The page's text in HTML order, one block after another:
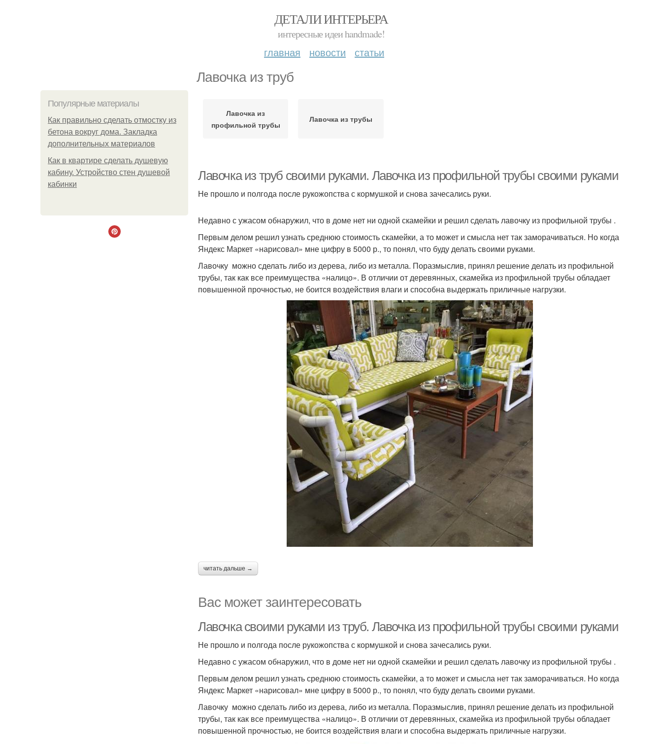
ДЕТАЛИ ИНТЕРЬЕРА
интересные идеи handmade!
главная новости статьи
Лавочка из труб
Популярные материалы
Как правильно сделать отмостку из
бетона вокруг дома. Закладка
дополнительных материалов
Как в квартире сделать душевую
кабину. Устройство стен душевой
кабинки
Лавочка из
профильной трубы
Лавочка из трубы
Лавочка из труб своими руками. Лавочка из профильной трубы своими руками
Не прошло и полгода после рукожопства с кормушкой и снова зачесались руки.
Недавно с ужасом обнаружил, что в доме нет ни одной скамейки и решил сделать лавочку из профильной трубы .
Первым делом решил узнать среднюю стоимость скамейки, а то может и смысла нет так заморачиваться. Но когда
Яндекс Маркет «нарисовал» мне цифру в 5000 р., то понял, что буду делать своими руками.
Лавочку можно сделать либо из дерева, либо из металла. Поразмыслив, принял решение делать из профильной
трубы, так как все преимущества «налицо». В отличии от деревянных, скамейка из профильной трубы обладает
повышенной прочностью, не боится воздействия влаги и способна выдержать приличные нагрузки.
читать дальше →
Вас может заинтересовать
Лавочка своими руками из труб. Лавочка из профильной трубы своими руками
Не прошло и полгода после рукожопства с кормушкой и снова зачесались руки.
Недавно с ужасом обнаружил, что в доме нет ни одной скамейки и решил сделать лавочку из профильной трубы .
Первым делом решил узнать среднюю стоимость скамейки, а то может и смысла нет так заморачиваться. Но когда
Яндекс Маркет «нарисовал» мне цифру в 5000 р., то понял, что буду делать своими руками.
Лавочку можно сделать либо из дерева, либо из металла. Поразмыслив, принял решение делать из профильной
трубы, так как все преимущества «налицо». В отличии от деревянных, скамейка из профильной трубы обладает
повышенной прочностью, не боится воздействия влаги и способна выдержать приличные нагрузки.